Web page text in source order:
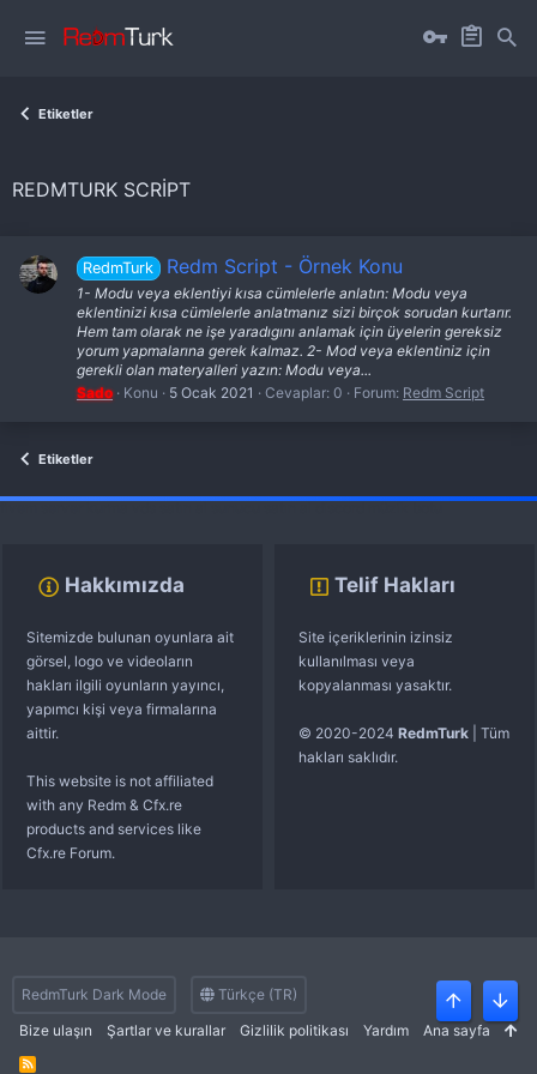
Etiketler
REDMTURK SCRIPT
RedmTurk Redm Script - Örnek Konu
1- Modu veya eklentiyi kısa cümlelerle anlatın: Modu veya
eklentinizi kısa cümlelerle anlatmanız sizi birçok sorudan kurtarır.
Hem tam olarak ne işe yaradıgını anlamak için üyelerin gereksiz
yorum yapmalarına gerek kalmaz. 2- Mod veya eklentiniz için
gerekli olan materyalleri yazın: Modu veya...
Sado
Konu 5 Ocak 2021 Cevaplar: 0 Forum: Redm Script
Etiketler
Hakkımızda
Sitemizde bulunan oyunlara ait
görsel, logo ve videoların
hakları ilgili oyunların yayıncı,
yapımcı kişi veya firmalarına
aittir.
This website is not affiliated
with any Redm & Cfx.re
products and services like
Cfx.re Forum.
Telif Hakları
Site içeriklerinin izinsiz
kullanılması veya
kopyalanması yasaktır.
© 2020-2024 RedmTurk | Tüm
hakları saklıdır.
RedmTurk Dark Mode
Türkçe (TR)
Bize ulaşın
Şartlar ve kurallar Gizlilik politikası Yardım Ana sayfa
R
Üst Alt